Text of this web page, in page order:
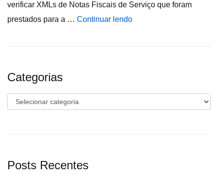
verificar XMLs de Notas Fiscais de Serviço que foram
prestados para a … Continuar lendo
Categorias
Categorias
Posts Recentes